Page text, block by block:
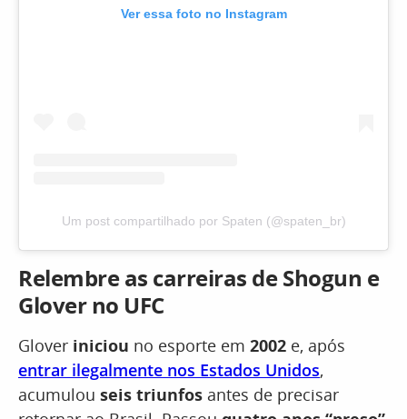
Ver essa foto no Instagram
Um post compartilhado por Spaten (@spaten_br)
Relembre as carreiras de Shogun e
Glover no UFC
Glover iniciou no esporte em 2002 e, após
entrar ilegalmente nos Estados Unidos,
acumulou seis triunfos antes de precisar